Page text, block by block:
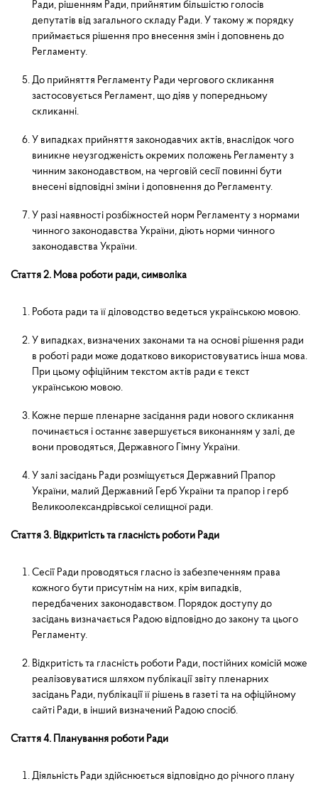
Ради, рішенням Ради, прийнятим більшістю голо­сів
депутатів від загального складу Ради. У такому ж порядку
приймається рішення про внесення змін і допов­нень до
Регламенту.
До прийняття Регламенту Ради чергового скликання
застосовується Регламент, що діяв у попередньому
скликанні.
У випадках прийняття законодавчих актів, внаслідок чого
виникне неузгодженість окремих положень Регламенту з
чинним законодавством, на черговій сесії повинні бути
внесені відповідні зміни і доповнення до Регламенту.
У разі наявності розбіжностей норм Регламенту з нормами
чинного законодавства України, діють норми чинного
законодавства України.
Стаття 2. Мова роботи ради, символіка
Робота ради та її діловодство ведеться українською мовою.
У випадках, визначених законами та на основі рішення ради
в роботі ради може додатково використовуватись інша мова.
При цьому офіційним текстом актів ради є текст
українською мовою.
Кожне перше пленарне засідання ради нового скликання
починається і останнє завершується виконанням у залі, де
вони проводяться, Державного Гімну України.
У залі засідань Ради розмі­щується Державний Прапор
України, малий Державний Герб України та прапор і герб
Великоолександрівської селищної ради.
Стаття 3. Відкритість та гласність роботи Ради
Сесії Ради проводяться гласно із забезпеченням права
кожного бути присутнім на них, крім випадків,
передбачених законодавством. Порядок доступу до
засідань визначається Радою відповідно до закону та цього
Регламенту.
Відкритість та гласність роботи Ради, постійних комісій може
реалізовуватися шляхом публі­кації звіту пленарних
засідань Ради, публікації її рішень в газеті та на офіційному
сайті Ради, в інший визначений Радою спосіб.
Стаття 4. Планування роботи Ради
Діяльність Ради здійснюється відповідно до річного плану